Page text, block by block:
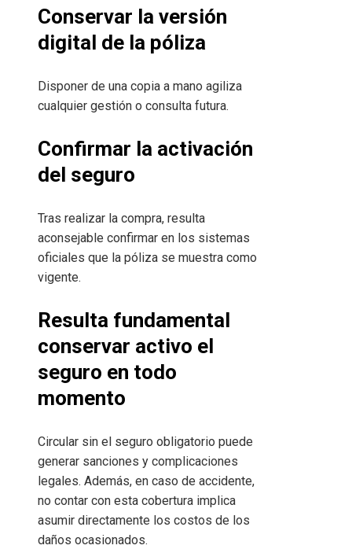
Conservar la versión
digital de la póliza
Disponer de una copia a mano agiliza
cualquier gestión o consulta futura.
Confirmar la activación
del seguro
Tras realizar la compra, resulta
aconsejable confirmar en los sistemas
oficiales que la póliza se muestra como
vigente.
Resulta fundamental
conservar activo el
seguro en todo
momento
Circular sin el seguro obligatorio puede
generar sanciones y complicaciones
legales. Además, en caso de accidente,
no contar con esta cobertura implica
asumir directamente los costos de los
daños ocasionados.